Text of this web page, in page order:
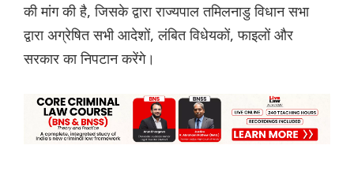
की मांग की है, जिसके द्वारा राज्यपाल तमिलनाडु विधान सभा
द्वारा अग्रेषित सभी आदेशों, लंबित विधेयकों, फाइलों और
सरकार का निपटान करेंगे।